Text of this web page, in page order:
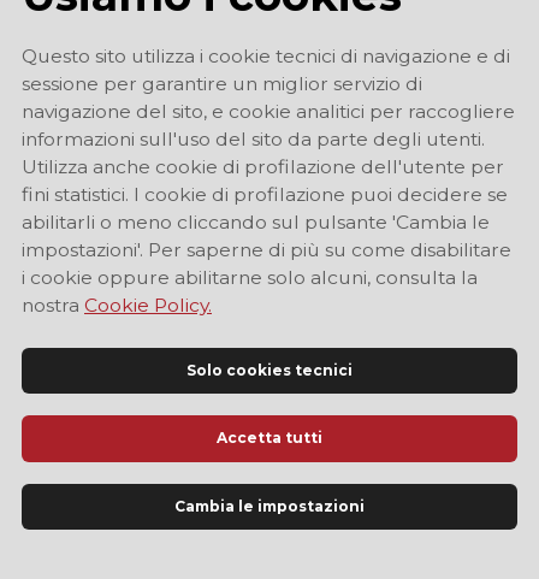
Sito Ufficiale di Informazione Turistica di Modena
Questo sito utilizza i cookie tecnici di navigazione e di
sessione per garantire un miglior servizio di
navigazione del sito, e cookie analitici per raccogliere
informazioni sull'uso del sito da parte degli utenti.
Utilizza anche cookie di profilazione dell'utente per
fini statistici. I cookie di profilazione puoi decidere se
abilitarli o meno cliccando sul pulsante 'Cambia le
impostazioni'. Per saperne di più su come disabilitare
i cookie oppure abilitarne solo alcuni, consulta la
nostra Cookie Policy.
Solo cookies tecnici
Accetta tutti
Cambia le impostazioni